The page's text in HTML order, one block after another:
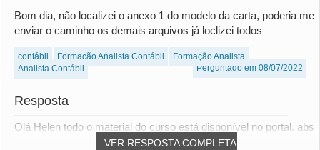
Bom dia, não localizei o anexo 1 do modelo da carta, poderia me
enviar o caminho os demais arquivos já loclizei todos
contábil Formação Analista Contábil
Formação Analista
Analista Contábil
Perguntado em 08/07/2022
Resposta
VER RESPOSTA COMPLETA
Olá Helen todo o material do curso está disponível no portal. abs